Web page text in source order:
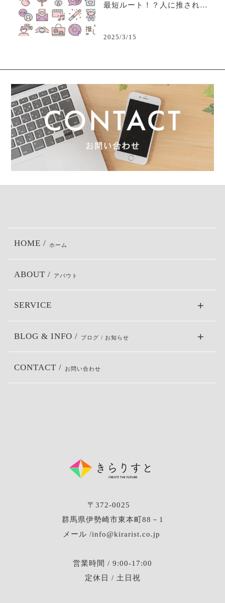
最短ルート！？人に推される
2025/3/15
〒372-0025
群馬県伊勢崎市東本町88－1
メール /info@kirarist.co.jp
営業時間 / 9:00-17:00
定休日 / 土日祝
HOME / ホーム
ABOUT / アバウト
SERVICE
BLOG & INFO / ブログ / お知らせ
CONTACT / お問い合わせ